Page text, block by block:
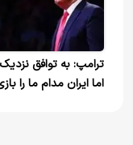
ترامپ: به توافق
اما ایران مدام ما را